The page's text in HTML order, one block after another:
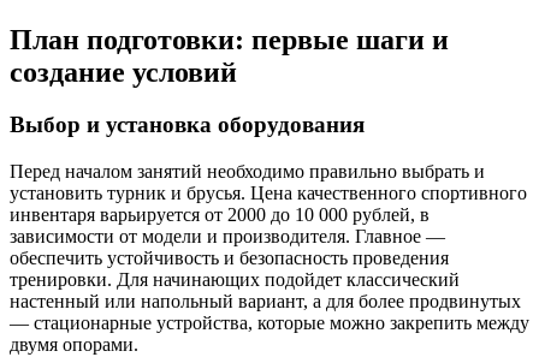
План подготовки: первые шаги и
создание условий
Выбор и установка оборудования
Перед началом занятий необходимо правильно выбрать и
установить турник и брусья. Цена качественного спортивного
инвентаря варьируется от 2000 до 10 000 рублей, в
зависимости от модели и производителя. Главное —
обеспечить устойчивость и безопасность проведения
тренировки. Для начинающих подойдет классический
настенный или напольный вариант, а для более продвинутых
— стационарные устройства, которые можно закрепить между
двумя опорами.